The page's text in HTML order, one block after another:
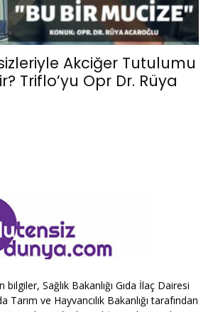
Akciğer Tutulumu
Triflo’yu Opr Dr. Rüya
Sağlık Bakanlığı Gıda İlaç Dairesi
Tarım ve Hayvancılık Bakanlığı tarafından